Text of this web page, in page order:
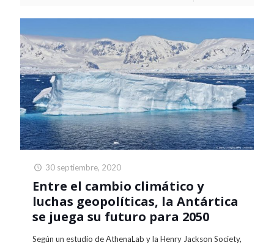
30 septiembre, 2020
Entre el cambio climático y
luchas geopolíticas, la Antártica
se juega su futuro para 2050
Según un estudio de AthenaLab y la Henry Jackson Society,